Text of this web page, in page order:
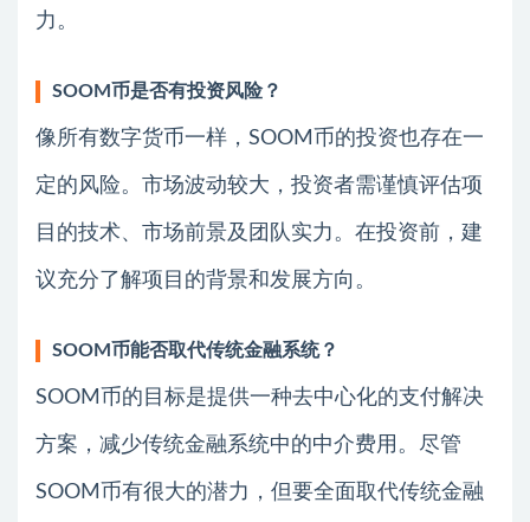
力。
SOOM币是否有投资风险？
像所有数字货币一样，SOOM币的投资也存在一
定的风险。市场波动较大，投资者需谨慎评估项
目的技术、市场前景及团队实力。在投资前，建
议充分了解项目的背景和发展方向。
SOOM币能否取代传统金融系统？
SOOM币的目标是提供一种去中心化的支付解决
方案，减少传统金融系统中的中介费用。尽管
SOOM币有很大的潜力，但要全面取代传统金融